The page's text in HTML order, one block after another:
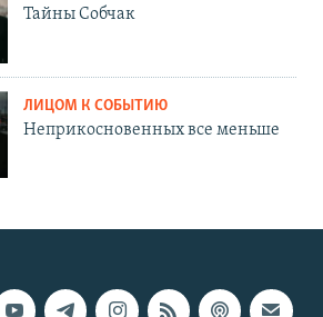
Тайны Собчак
ЛИЦОМ К СОБЫТИЮ
Неприкосновенных все меньше